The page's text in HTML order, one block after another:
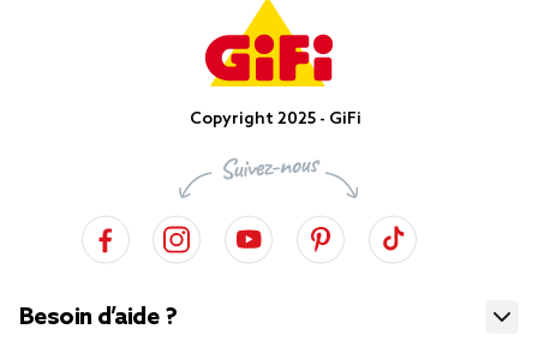
Copyright 2025 - GiFi
Besoin d’aide ?